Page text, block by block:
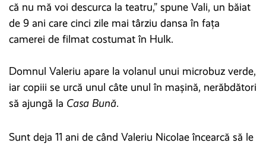
că nu mă voi descurca la teatru,” spune Vali, un băiat
de 9 ani care cinci zile mai târziu dansa în fața
camerei de filmat costumat în Hulk.
Domnul Valeriu apare la volanul unui microbuz verde,
iar copiii se urcă unul câte unul în mașină, nerăbdători
să ajungă la Casa Bună.
Sunt deja 11 ani de când Valeriu Nicolae încearcă să le